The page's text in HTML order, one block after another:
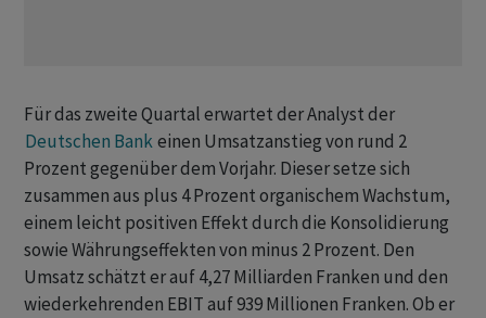
Für das zweite Quartal erwartet der Analyst der
Deutschen Bankeinen Umsatzanstieg von rund 2
Prozent gegenüber dem Vorjahr. Dieser setze sich
zusammen aus plus 4 Prozent organischem Wachstum,
einem leicht positiven Effekt durch die Konsolidierung
sowie Währungseffekten von minus 2 Prozent. Den
Umsatz schätzt er auf 4,27 Milliarden Franken und den
wiederkehrenden EBIT auf 939 Millionen Franken. Ob er